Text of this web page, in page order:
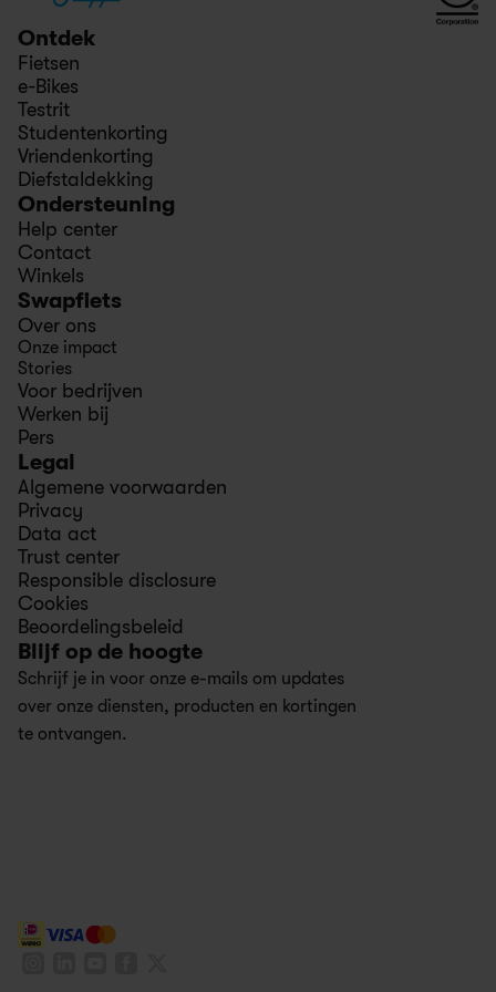
Blijf op de hoogte
Schrijf je in voor onze e-mails om updates
over onze diensten, producten en kortingen
te ontvangen.
Ontdek
Fietsen
e-Bikes
Testrit
Studentenkorting
Vriendenkorting
Diefstaldekking
Ondersteuning
Help center
Contact
Winkels
Swapfiets
Over ons
Onze impact
Stories
Voor bedrijven
Werken bij
Pers
Legal
Algemene voorwaarden
Privacy
Data act
Trust center
Responsible disclosure
Cookies
Beoordelingsbeleid